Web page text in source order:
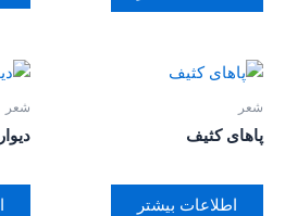
شعر
پاهای کثیف
اطلاعات بیشتر
شعر
دیوار